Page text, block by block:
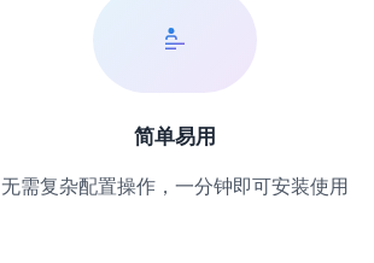
简单易用
无需复杂配置操作，一分钟即可安装使用